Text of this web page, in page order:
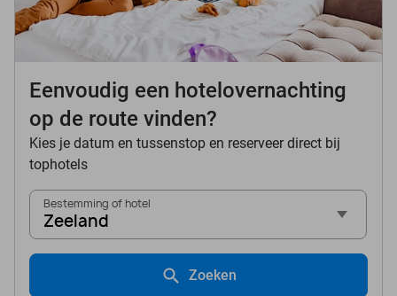
Eenvoudig een hotelovernachting
op de route vinden?
Kies je datum en tussenstop en reserveer direct bij
tophotels
Bestemming of hotel
Zeeland
Zoeken